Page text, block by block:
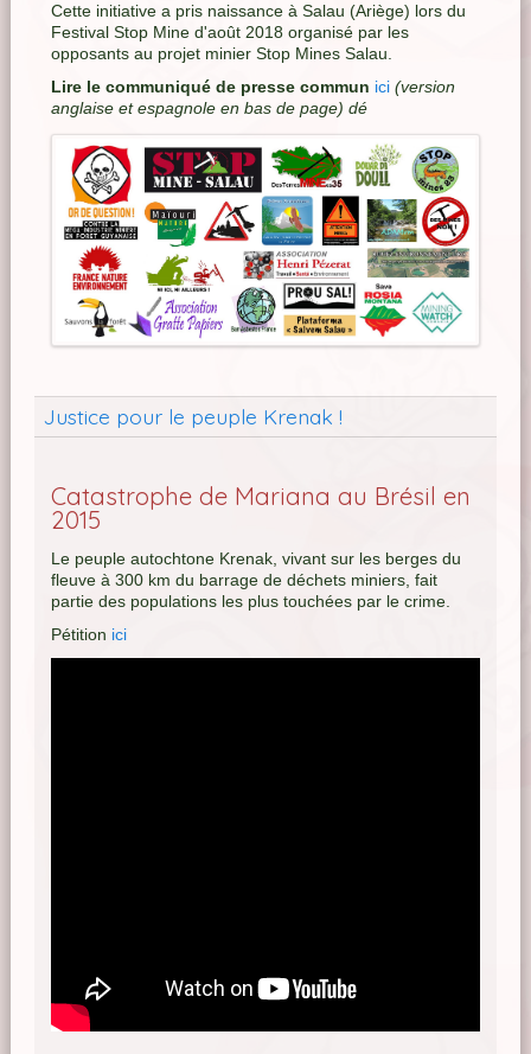
Cette initiative a pris naissance à Salau (Ariège) lors du
Festival Stop Mine d'août 2018 organisé par les
opposants au projet minier Stop Mines Salau.
Lire le communiqué de presse commun ici (version
anglaise et espagnole en bas de page) dé
Justice pour le peuple Krenak !
Catastrophe de Mariana au Brésil en
2015
Le peuple autochtone Krenak, vivant sur les berges du
fleuve à 300 km du barrage de déchets miniers, fait
partie des populations les plus touchées par le crime.
Pétition ici